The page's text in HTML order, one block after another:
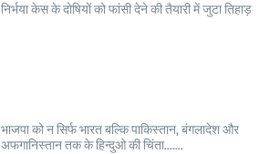
निर्भया केस के दोषियों को फांसी देने की तैयारी में जुटा तिहाड़
भाजपा को न सिर्फ भारत बल्कि पाकिस्तान, बंगलादेश और
अफगानिस्तान तक के हिन्दुओ की चिंता.......